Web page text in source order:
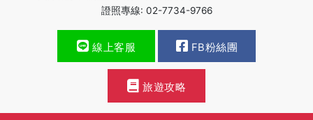
證照專線: 02-7734-9766
線上客服 FB粉絲團
旅遊攻略